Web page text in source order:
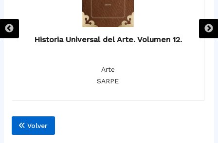
Historia Universal del Arte. Volumen 12.
Arte
SARPE
Volver